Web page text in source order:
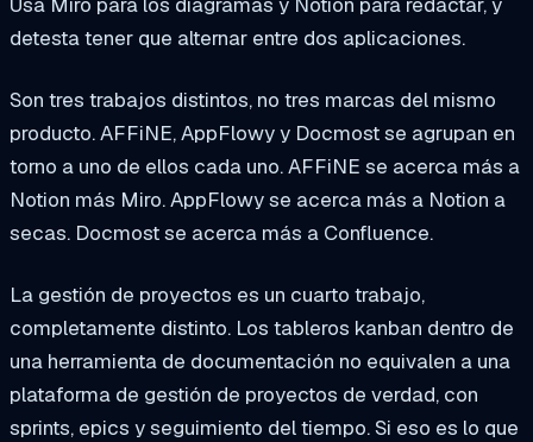
detesta tener que alternar entre dos aplicaciones.
Son tres trabajos distintos, no tres marcas del mismo
producto. AFFiNE, AppFlowy y Docmost se agrupan en
torno a uno de ellos cada uno. AFFiNE se acerca más a
Notion más Miro. AppFlowy se acerca más a Notion a
secas. Docmost se acerca más a Confluence.
La gestión de proyectos es un cuarto trabajo,
completamente distinto. Los tableros kanban dentro de
una herramienta de documentación no equivalen a una
plataforma de gestión de proyectos de verdad, con
sprints, epics y seguimiento del tiempo. Si eso es lo que